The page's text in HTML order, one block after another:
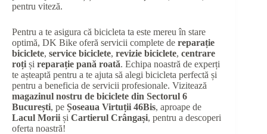
pentru viteză.
Pentru a te asigura că bicicleta ta este mereu în stare
optimă, DK Bike oferă servicii complete de reparație
biciclete, service biciclete, revizie biciclete, centrare
roți și reparație pană roată. Echipa noastră de experți
te așteaptă pentru a te ajuta să alegi bicicleta perfectă și
pentru a beneficia de servicii profesionale. Vizitează
magazinul nostru de biciclete din Sectorul 6
București, pe Șoseaua Virtuții 46Bis, aproape de
Lacul Morii și Cartierul Crângași, pentru a descoperi
oferta noastră!